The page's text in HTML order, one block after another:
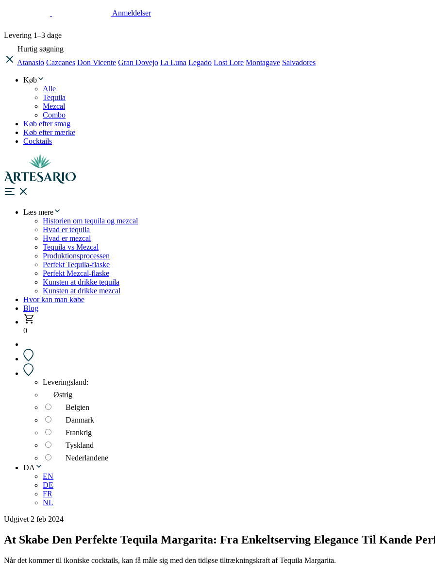
Anmeldelser
Levering 1–3 dage
Hurtig søgning
Atanasio Cazcanes Don Vicente Gran Dovejo La Luna Legado Lost Lore Montagave Salvadores
Køb
Alle
Tequila
Mezcal
Combo
Køb efter smag
Køb efter mærke
Cocktails
Læs mere
Historien om tequila og mezcal
Hvad er tequila
Hvad er mezcal
Tequila vs Mezcal
Produktionsprocessen
Perfekt Tequila-flaske
Perfekt Mezcal-flaske
Kunsten at drikke tequila
Kunsten at drikke mezcal
Hvor kan man købe
Blog
0
Leveringsland:
Østrig
Belgien
Danmark
Frankrig
Tyskland
Nederlandene
DA
EN
DE
FR
NL
Udgivet 2 feb 2024
At Skabe Den Perfekte Tequila Margarita: Fra Enkeltserving Elegance Til Kande
Når det kommer til ikoniske cocktails, kan få måle sig med den tidløse tiltrækningskraft af Tequila Margarita.